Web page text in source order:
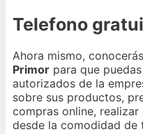
Telefono
Ahora mismo,
Primor para que
autorizados de la
sobre sus productos,
compras online,
desde la comodidad de